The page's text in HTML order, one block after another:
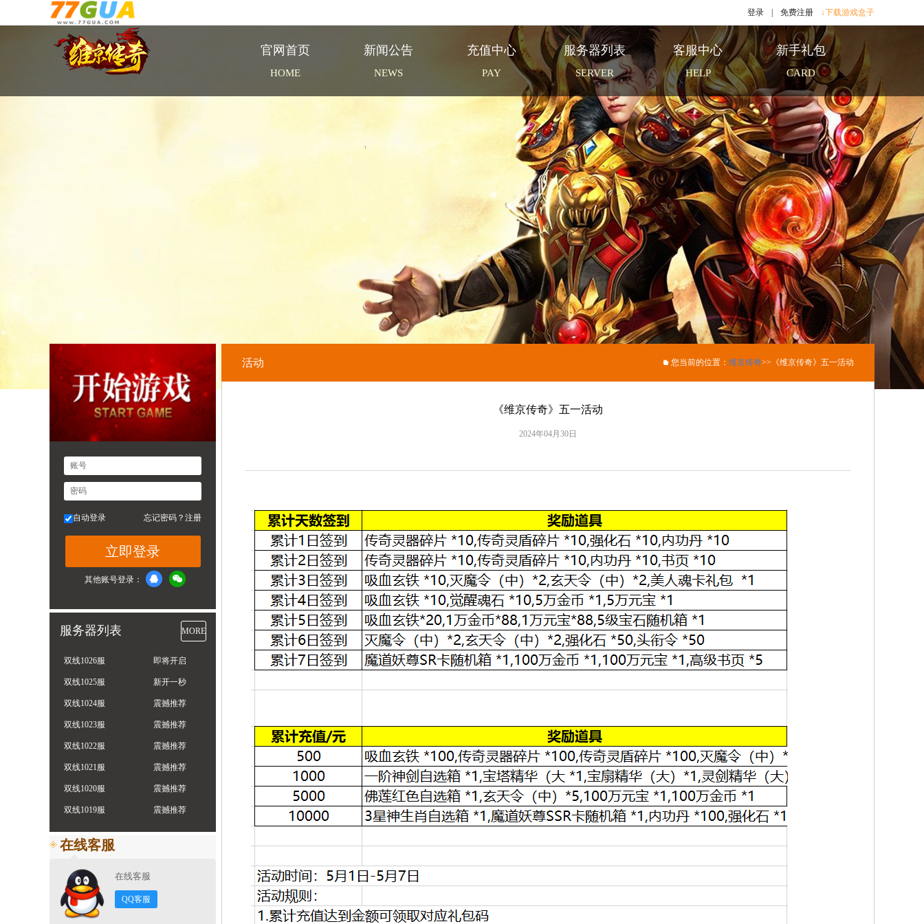
登录 免费注册 ↓下载游戏盒子
官网首页
HOME
新闻公告
NEWS
充值中心
PAY
服务器列表
SERVER
客服中心
HELP
新手礼包
CARD
账号
密码
自动登录 注册
忘记密码？
立即登录
其他账号登录：
服务器列表 MORE
双线1026服 即将开启
双线1025服 新开一秒
双线1024服 震撼推荐
双线1023服 震撼推荐
双线1022服 震撼推荐
双线1021服 震撼推荐
双线1020服 震撼推荐
双线1019服 震撼推荐
在线客服
在线客服
QQ客服
活动 您当前的位置： 维京传奇>>《维京传奇》五一活动
《维京传奇》五一活动
2024年04月30日